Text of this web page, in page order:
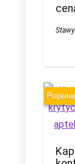
Stawy